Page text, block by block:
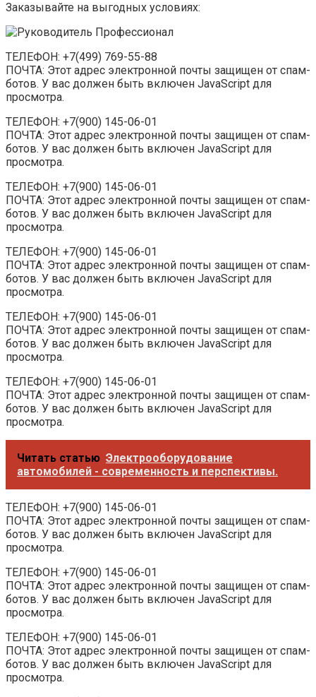
Заказывайте на выгодных условиях:
ТЕЛЕФОН: +7(499) 769-55-88
ПОЧТА: Этот адрес электронной почты защищен от спам-
ботов. У вас должен быть включен JavaScript для
просмотра.
ТЕЛЕФОН: +7(900) 145-06-01
ПОЧТА: Этот адрес электронной почты защищен от спам-
ботов. У вас должен быть включен JavaScript для
просмотра.
ТЕЛЕФОН: +7(900) 145-06-01
ПОЧТА: Этот адрес электронной почты защищен от спам-
ботов. У вас должен быть включен JavaScript для
просмотра.
ТЕЛЕФОН: +7(900) 145-06-01
ПОЧТА: Этот адрес электронной почты защищен от спам-
ботов. У вас должен быть включен JavaScript для
просмотра.
ТЕЛЕФОН: +7(900) 145-06-01
ПОЧТА: Этот адрес электронной почты защищен от спам-
ботов. У вас должен быть включен JavaScript для
просмотра.
ТЕЛЕФОН: +7(900) 145-06-01
ПОЧТА: Этот адрес электронной почты защищен от спам-
ботов. У вас должен быть включен JavaScript для
просмотра.
Читать статью Электрооборудование
автомобилей - современность и перспективы.
ТЕЛЕФОН: +7(900) 145-06-01
ПОЧТА: Этот адрес электронной почты защищен от спам-
ботов. У вас должен быть включен JavaScript для
просмотра.
ТЕЛЕФОН: +7(900) 145-06-01
ПОЧТА: Этот адрес электронной почты защищен от спам-
ботов. У вас должен быть включен JavaScript для
просмотра.
ТЕЛЕФОН: +7(900) 145-06-01
ПОЧТА: Этот адрес электронной почты защищен от спам-
ботов. У вас должен быть включен JavaScript для
просмотра.